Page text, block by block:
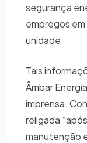
segurança
empregos
unidade.
Tais
Âmbar
imprensa.
religada
manutenção